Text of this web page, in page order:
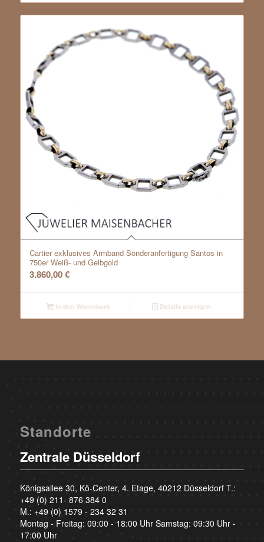
Cartier exklusives Armband Sonderanfertigung Santos in
750er Weiß- und Gelbgold
3.860,00€
In den Warenkorb Details anzeigen
Standorte
Zentrale Düsseldorf
Königsallee 30, Kö-Center, 4. Etage, 40212 Düsseldorf T.:
+49 (0) 211- 876 384 0
M.: +49 (0) 1579 - 234 32 31
Montag - Freitag: 09:00 - 18:00 Uhr Samstag: 09:30 Uhr -
17:00 Uhr